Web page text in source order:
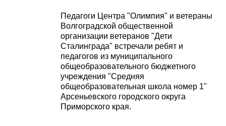
Педагоги Центра "Олимпия" и ветераны
Волгоградской общественной
организации ветеранов "Дети
Сталинграда" встречали ребят и
педагогов из муниципального
общеобразовательного бюджетного
учреждения "Средняя
общеобразовательная школа номер 1"
Арсеньевского городского округа
Приморского края.